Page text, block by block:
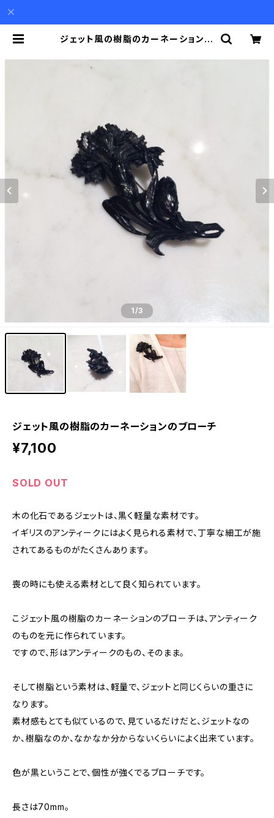
ジェット風の樹脂のカーネーションの
1/3
ジェット風の樹脂のカーネーションのブローチ
¥7,100
SOLD OUT
木の化石であるジェットは、黒く軽量な素材です。
イギリスのアンティークにはよく見られる素材で、丁寧な細工が施
されてあるものがたくさんあります。
喪の時にも使える素材として良く知られています。
こジェット風の樹脂のカーネーションのブローチは、アンティーク
のものを元に作られています。
ですので、形はアンティークのもの、そのまま。
そして樹脂という素材は、軽量で、ジェットと同じくらいの重さに
なります。
素材感もとても似ているので、見ているだけだと、ジェットなの
か、樹脂なのか、なかなか分からないくらいによく出来ています。
色が黒ということで、個性が強くでるブローチです。
長さは70mm。